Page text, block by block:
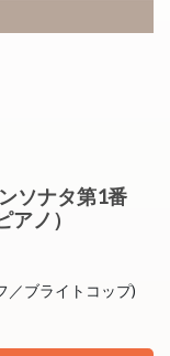
ンソナタ第1番
アノ）
ブライトコップ)